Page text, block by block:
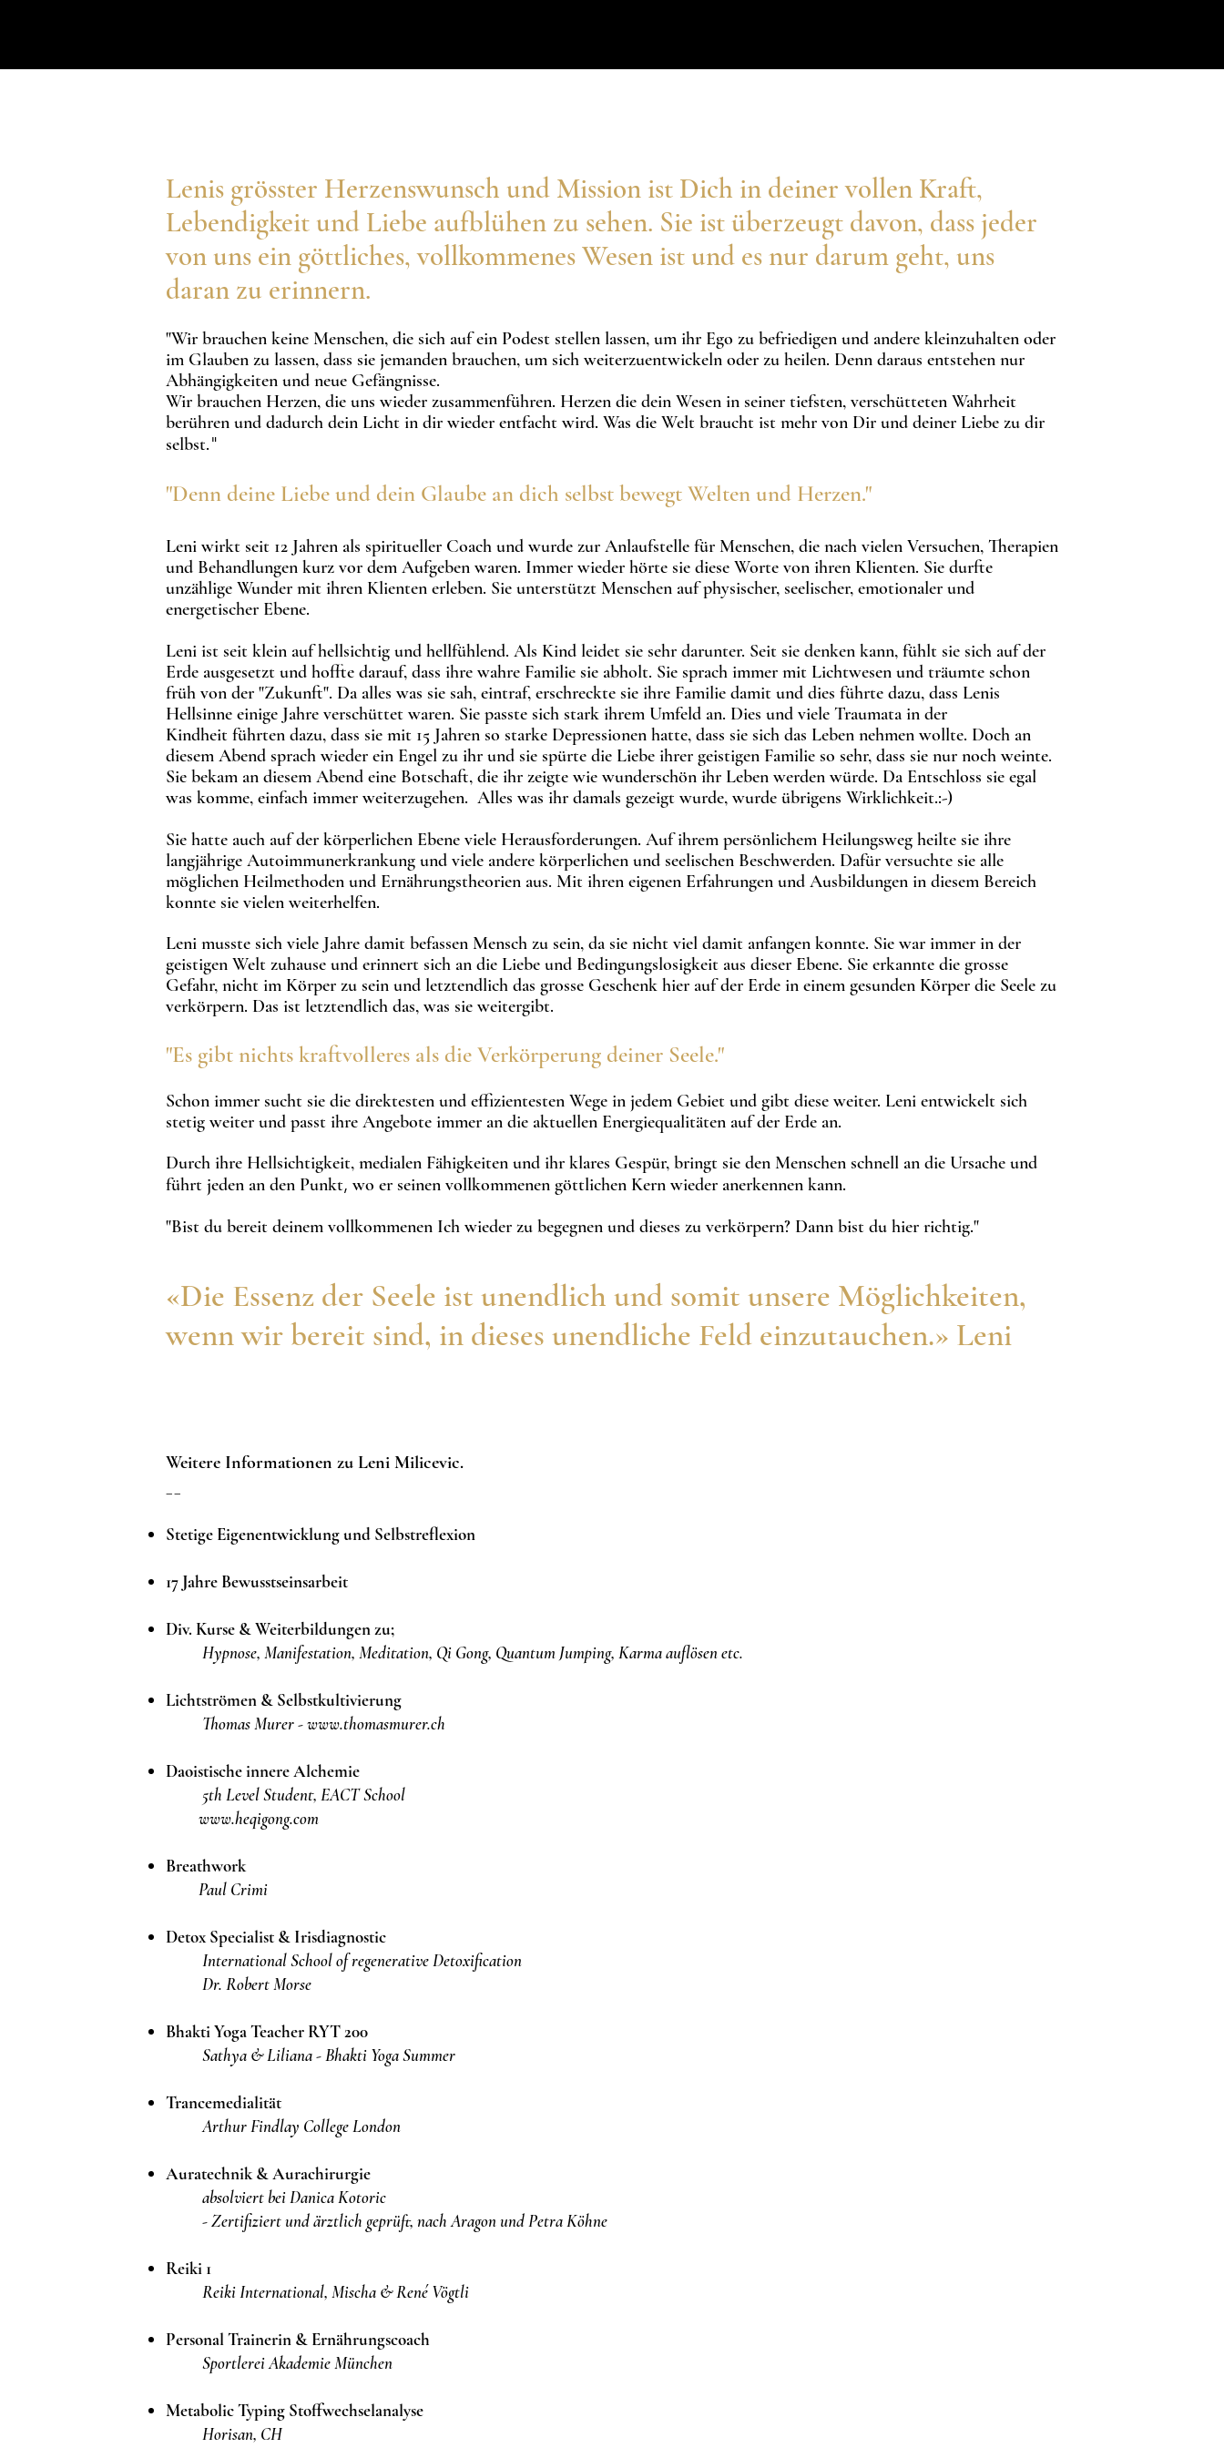
Lenis grösster Herzenswunsch und Mission ist Dich in deiner vollen Kraft,
Lebendigkeit und Liebe aufblühen zu sehen. Sie ist überzeugt davon, dass jeder
von uns ein göttliches, vollkommenesWesen ist und es nur darum geht, uns
daran zu erinnern.
"Wir brauchen keine Menschen, die sich auf ein Podest stellen lassen, um ihr Ego zu befriedigen und andere kleinzuhalten oder
im Glauben zu lassen, dass sie jemanden brauchen, um sich weiterzuentwickeln oder zu heilen. Denn daraus entstehen nur
Abhängigkeiten und neue Gefängnisse.
Wir brauchen Herzen, die uns wieder zusammenführen. Herzen die dein Wesen in seiner tiefsten, verschütteten Wahrheit
berühren und dadurch dein Licht in dir wieder entfacht wird. Was die Welt braucht ist mehr von Dir und deiner Liebe zu dir
selbst."
"Denn deine Liebe und dein Glaube an dich selbst bewegt Welten und Herzen."
Leni wirkt seit 12 Jahren als spiritueller Coach und wurde zur Anlaufstelle für Menschen, die nach vielen Versuchen, Therapien
und Behandlungen kurz vor dem Aufgeben waren. Immer wieder hörte sie diese Worte von ihren Klienten. Sie durfte
unzählige Wunder mit ihren Klienten erleben. Sie unterstützt Menschen auf physischer, seelischer, emotionaler und
energetischer Ebene.
Leni ist seit klein auf hellsichtig und hellfühlend. Als Kind leidet sie sehr darunter. Seit sie denken kann, fühlt sie sich auf der
Erde ausgesetzt und hoffte darauf, dass ihre wahre Familie sie abholt. Sie sprach immer mit Lichtwesen und träumte schon
früh von der "Zukunft". Da alles was sie sah, eintraf, erschreckte sie ihre Familie damit und dies führte dazu, dass Lenis
Hellsinne einige Jahre verschüttet waren. Sie passte sich stark ihrem Umfeld an. Dies und viele Traumata in der
Kindheit führten dazu, dass sie mit 15 Jahren so starke Depressionen hatte, dass sie sich das Leben nehmen wollte. Doch an
diesem Abend sprach wieder ein Engel zu ihr und sie spürte die Liebe ihrer geistigen Familie so sehr, dass sie nur noch weinte.
Sie bekam an diesem Abend eine Botschaft, die ihr zeigte wie wunderschön ihr Leben werden würde. Da Entschloss sie egal
was komme, einfach immer weiterzugehen. Alles was ihr damals gezeigt wurde, wurde übrigens Wirklichkeit.:-)
Sie hatte auch auf der körperlichen Ebene viele Herausforderungen. Auf ihrem persönlichem Heilungsweg heilte sie ihre
langjährige Autoimmunerkrankung und viele andere körperlichen und seelischen Beschwerden. Dafür versuchte sie alle
möglichen Heilmethoden und Ernährungstheorien aus. Mit ihren eigenen Erfahrungen und Ausbildungen in diesem Bereich
konnte sie vielen weiterhelfen.
Leni musste sich viele Jahre damit befassen Mensch zu sein, da sie nicht viel damit anfangen konnte. Sie war immer in der
geistigen Welt zuhause und erinnert sich an die Liebe und Bedingungslosigkeit aus dieser Ebene. Sie erkannte die grosse
Gefahr, nicht im Körper zu sein und letztendlich das grosse Geschenk hier auf der Erde in einem gesunden Körper die Seele zu
verkörpern. Das ist letztendlich das, was sie weitergibt.
"Es gibt nichts kraftvolleres als die Verkörperung deiner Seele."
Schon immer sucht sie die direktesten und effizientesten Wege in jedem Gebiet und gibt diese weiter. Leni entwickelt sich
stetig weiter und passt ihre Angebote immer an die aktuellen Energiequalitäten auf der Erde an.
Durch ihre Hellsichtigkeit, medialen Fähigkeiten und ihr klares Gespür, bringt sie den Menschen schnell an die Ursache und
führt jeden an den Punkt, wo er seinen vollkommenen göttlichen Kern wieder anerkennen kann.
"Bist du bereit deinem vollkommenen Ich wieder zu begegnen und dieses zu verkörpern? Dann bist du hier richtig."
«Die Essenz der Seele ist unendlich und somit unsere Möglichkeiten,
wenn wir bereit sind, in dieses unendliche Feld einzutauchen.» Leni
Weitere Informationen zu Leni Milicevic.
Stetige Eigenentwicklung und Selbstreflexion​​
17 Jahre Bewusstseinsarbeit
Div. Kurse & Weiterbildungen zu;
Hypnose, Manifestation, Meditation, Qi Gong, Quantum Jumping, Karma auflösen etc.
Lichtströmen & Selbstkultivierung
Thomas Murer -www.thomasmurer.ch
Daoistische innere Alchemie
5th Level Student, EACT School
www.heqigong.com
Breathwork
Paul Crimi
Detox Specialist & Irisdiagnostic
International School of regenerative Detoxification​​
Dr. Robert Morse
Bhakti Yoga Teacher RYT 200​​​
Sathya & Liliana - Bhakti Yoga Summer
Trancemedialität
Arthur Findlay College London
Auratechnik & Aurachirurgie
absolviert bei Danica Kotoric
- Zertifiziert und ärztlich geprüft, nach Aragon und Petra Köhne
Reiki 1
Reiki International, Mischa & René Vögtli
Personal Trainerin & Ernährungscoach
Sportlerei Akademie München
Metabolic Typing Stoffwechselanalyse
Horisan, CH